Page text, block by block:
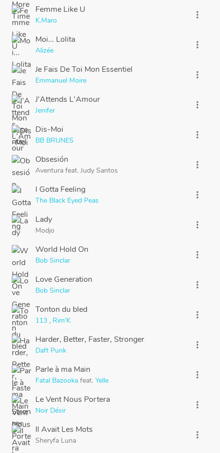
Femme Like U
K.Maro
more_vert
Moi... Lolita
Alizée
more_vert
Je Fais De Toi Mon Essentiel
Emmanuel Moire
more_vert
J'Attends L'Amour
Jenifer
more_vert
Dis-Moi
BB BRUNES
more_vert
Obsesión
Aventura feat. Judy Santos
more_vert
I Gotta Feeling
The Black Eyed Peas
more_vert
Lady
Modjo
more_vert
World Hold On
Bob Sinclar
more_vert
Love Generation
Bob Sinclar
more_vert
Tonton du bled
113 , Rim'K
more_vert
Harder, Better, Faster, Stronger
Daft Punk
more_vert
Parle à ma Main
Fatal Bazooka feat. Yelle
more_vert
Le Vent Nous Portera
Noir Désir
more_vert
Il Avait Les Mots
Sheryfa Luna
more_vert